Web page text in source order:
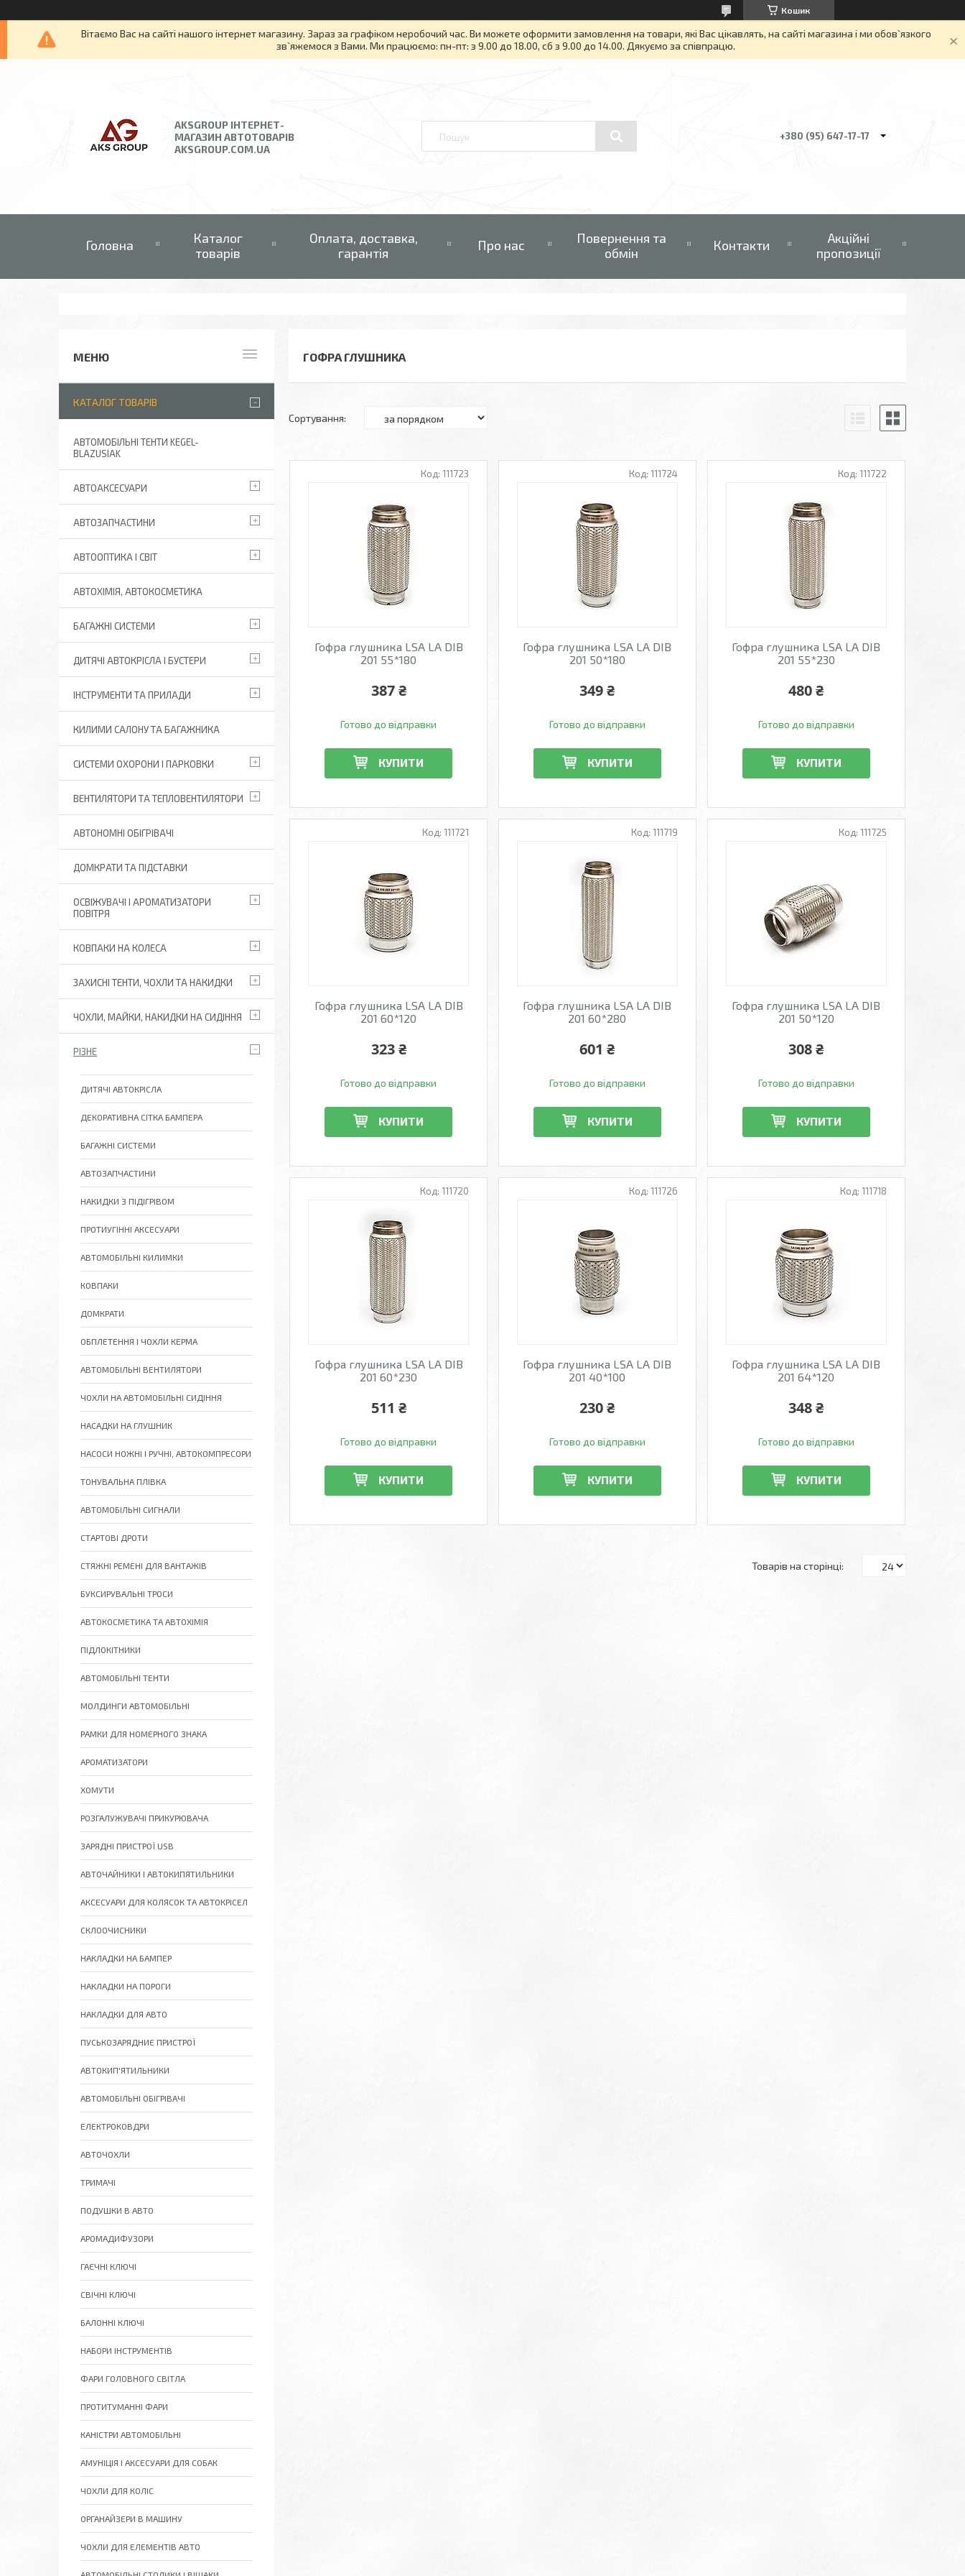
Кошик
Вітаємо Вас на сайті нашого інтернет магазину. Зараз за графіком неробочий час. Ви можете оформити замовлення на товари, які Вас цікавлять, на сайті магазина і ми обов`язкого
зв`яжемося з Вами. Ми працюємо: пн-пт: з 9.00 до 18.00, сб з 9.00 до 14.00. Дякуємо за співпрацю.
AKSGROUP ІНТЕРНЕТ-
МАГАЗИН АВТОТОВАРІВ
AKSGROUP.COM.UA
+380 (95) 647-17-17
Головна
Каталог
товарів
Оплата, доставка,
гарантія
Про нас
Повернення та
обмін
Контакти
Акційні
пропозиції
ГОФРА ГЛУШНИКА
111723
Гофра глушника LSA LA DIB
201 55*180
387 ₴
Готово до відправки
КУПИТИ
111724
Гофра глушника LSA LA DIB
201 50*180
349 ₴
Готово до відправки
КУПИТИ
111722
Гофра глушника LSA LA DIB
201 55*230
480 ₴
Готово до відправки
КУПИТИ
111721
Гофра глушника LSA LA DIB
201 60*120
323 ₴
Готово до відправки
КУПИТИ
111719
Гофра глушника LSA LA DIB
201 60*280
601 ₴
Готово до відправки
КУПИТИ
111725
Гофра глушника LSA LA DIB
201 50*120
308 ₴
Готово до відправки
КУПИТИ
111720
Гофра глушника LSA LA DIB
201 60*230
511 ₴
Готово до відправки
КУПИТИ
111726
Гофра глушника LSA LA DIB
201 40*100
230 ₴
Готово до відправки
КУПИТИ
111718
Гофра глушника LSA LA DIB
201 64*120
348 ₴
Готово до відправки
КУПИТИ
КАТАЛОГ ТОВАРІВ
АВТОМОБІЛЬНІ ТЕНТИ KEGEL-
BLAZUSIAK
АВТОАКСЕСУАРИ
АВТОЗАПЧАСТИНИ
АВТООПТИКА І СВІТ
АВТОХІМІЯ, АВТОКОСМЕТИКА
БАГАЖНІ СИСТЕМИ
ДИТЯЧІ АВТОКРІСЛА І БУСТЕРИ
ІНСТРУМЕНТИ ТА ПРИЛАДИ
КИЛИМИ САЛОНУ ТА БАГАЖНИКА
СИСТЕМИ ОХОРОНИ І ПАРКОВКИ
ВЕНТИЛЯТОРИ ТА ТЕПЛОВЕНТИЛЯТОРИ
АВТОНОМНІ ОБІГРІВАЧІ
ДОМКРАТИ ТА ПІДСТАВКИ
ОСВІЖУВАЧІ І АРОМАТИЗАТОРИ
ПОВІТРЯ
КОВПАКИ НА КОЛЕСА
ЗАХИСНІ ТЕНТИ, ЧОХЛИ ТА НАКИДКИ
ЧОХЛИ, МАЙКИ, НАКИДКИ НА СИДІННЯ
РІЗНЕ
ДИТЯЧІ АВТОКРІСЛА
ДЕКОРАТИВНА СІТКА БАМПЕРА
БАГАЖНІ СИСТЕМИ
АВТОЗАПЧАСТИНИ
НАКИДКИ З ПІДІГРІВОМ
ПРОТИУГІННІ АКСЕСУАРИ
АВТОМОБІЛЬНІ КИЛИМКИ
КОВПАКИ
ДОМКРАТИ
ОБПЛЕТЕННЯ І ЧОХЛИ КЕРМА
АВТОМОБІЛЬНІ ВЕНТИЛЯТОРИ
ЧОХЛИ НА АВТОМОБІЛЬНІ СИДІННЯ
НАСАДКИ НА ГЛУШНИК
НАСОСИ НОЖНІ І РУЧНІ, АВТОКОМПРЕСОРИ
ТОНУВАЛЬНА ПЛІВКА
АВТОМОБІЛЬНІ СИГНАЛИ
СТАРТОВІ ДРОТИ
СТЯЖНІ РЕМЕНІ ДЛЯ ВАНТАЖІВ
БУКСИРУВАЛЬНІ ТРОСИ
АВТОКОСМЕТИКА ТА АВТОХІМІЯ
ПІДЛОКІТНИКИ
АВТОМОБІЛЬНІ ТЕНТИ
МОЛДИНГИ АВТОМОБІЛЬНІ
РАМКИ ДЛЯ НОМЕРНОГО ЗНАКА
АРОМАТИЗАТОРИ
ХОМУТИ
РОЗГАЛУЖУВАЧІ ПРИКУРЮВАЧА
ЗАРЯДНІ ПРИСТРОЇ USB
АВТОЧАЙНИКИ І АВТОКИПЯТИЛЬНИКИ
АКСЕСУАРИ ДЛЯ КОЛЯСОК ТА АВТОКРІСЕЛ
СКЛООЧИСНИКИ
НАКЛАДКИ НА БАМПЕР
НАКЛАДКИ НА ПОРОГИ
НАКЛАДКИ ДЛЯ АВТО
ПУСЬКОЗАРЯДНИЄ ПРИСТРОЇ
АВТОКИП'ЯТИЛЬНИКИ
АВТОМОБІЛЬНІ ОБІГРІВАЧІ
ЕЛЕКТРОКОВДРИ
АВТОЧОХЛИ
ТРИМАЧІ
ПОДУШКИ В АВТО
АРОМАДИФУЗОРИ
ГАЄЧНІ КЛЮЧІ
СВІЧНІ КЛЮЧІ
БАЛОННІ КЛЮЧІ
НАБОРИ ІНСТРУМЕНТІВ
ФАРИ ГОЛОВНОГО СВІТЛА
ПРОТИТУМАННІ ФАРИ
КАНІСТРИ АВТОМОБІЛЬНІ
АМУНІЦІЯ І АКСЕСУАРИ ДЛЯ СОБАК
ЧОХЛИ ДЛЯ КОЛІС
ОРГАНАЙЗЕРИ В МАШИНУ
ЧОХЛИ ДЛЯ ЕЛЕМЕНТІВ АВТО